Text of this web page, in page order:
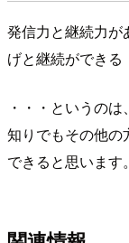
発信力と継続力が
げと継続ができる
・・・というの
知りでもその他の
できると思います